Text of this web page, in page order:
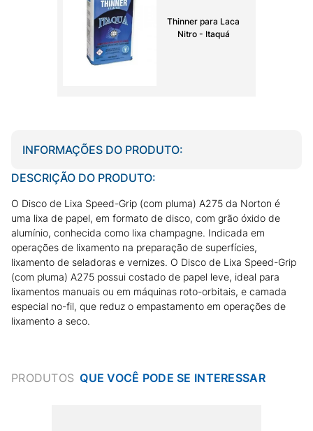
Thinner para Laca
Nitro - Itaquá
INFORMAÇÕES DO PRODUTO:
DESCRIÇÃO DO PRODUTO:
O Disco de Lixa Speed-Grip (com pluma) A275 da Norton é
uma lixa de papel, em formato de disco, com grão óxido de
alumínio, conhecida como lixa champagne. Indicada em
operações de lixamento na preparação de superfícies,
lixamento de seladoras e vernizes. O Disco de Lixa Speed-Grip
(com pluma) A275 possui costado de papel leve, ideal para
lixamentos manuais ou em máquinas roto-orbitais, e camada
especial no-fil, que reduz o empastamento em operações de
lixamento a seco.
PRODUTOS